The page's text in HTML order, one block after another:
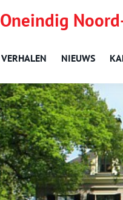
Oneindig
VERHALEN NIEUWS